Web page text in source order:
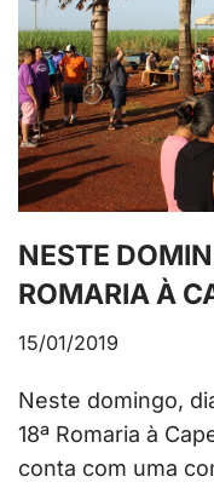
NESTE
ROMARIA À
15/01/2019
Neste domingo,
18ª Romaria à
conta com uma